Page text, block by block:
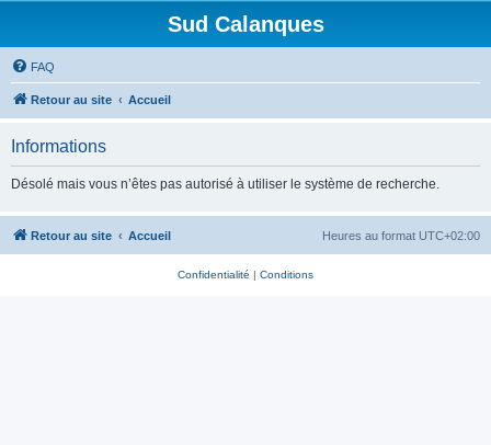
Sud Calanques
FAQ
Retour au site Accueil
Informations
Désolé mais vous n’êtes pas autorisé à utiliser le système de recherche.
Retour au site Accueil Heures au format UTC+02:00
Confidentialité | Conditions